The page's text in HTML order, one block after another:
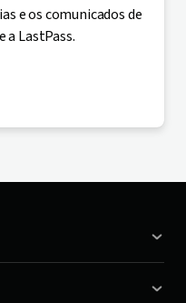
e os comunicados de
a LastPass.